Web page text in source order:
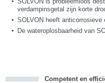
verdampinsgetal zijn korte
SOLVON heeft anticorrosieve
De wateroplosbaarheid van
Competent en